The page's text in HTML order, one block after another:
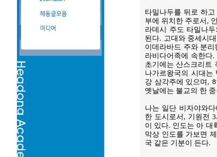
타밀나두를 뒤로 하
부에 위치한 주로서,
라데시 주도 타밀나
된다. 고대와 중세시
이데라바드 주와 분
라비다어족에 속한다
초기에는 산스크리트
나가르왕국의 시대는
강 삼각주에 있으며,
옛날에는 불교의 한
나는 일단 비자야와
한 도시로서, 기원전
이 있다. 인도는 아 대
막상 인도를 가보면
국 같은 기분이 든다.